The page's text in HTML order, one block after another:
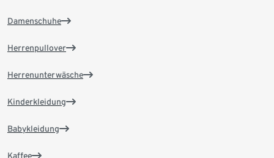
Damenschuhe
Herrenpullover
Herrenunterwäsche
Kinderkleidung
Babykleidung
Kaffee